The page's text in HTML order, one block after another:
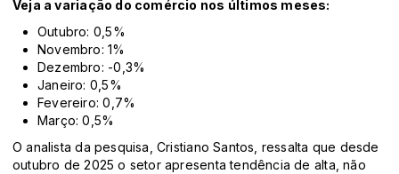
Veja a variação do comércio nos últimos meses:
Outubro: 0,5%
Novembro: 1%
Dezembro: -0,3%
Janeiro: 0,5%
Fevereiro: 0,7%
Março: 0,5%
O analista da pesquisa, Cristiano Santos, ressalta que desde
outubro de 2025 o setor apresenta tendência de alta, não